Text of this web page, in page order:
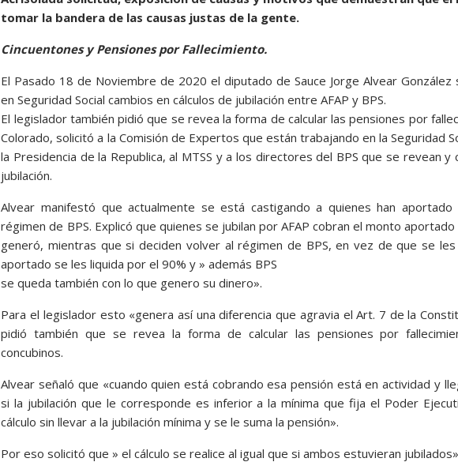
tomar la bandera de las causas justas de la gente.
Cincuentones y Pensiones por Fallecimiento.
El Pasado 18 de Noviembre de 2020 el diputado de Sauce Jorge Alvear
en Seguridad Social cambios en cálculos de jubilación entre AFAP y BPS.
El legislador también pidió que se revea la forma de calcular las pensiones por
Colorado, solicitó a la Comisión de Expertos que están trabajando en la Seguridad
la Presidencia de la Republica, al MTSS y a los directores del BPS que se revean y
jubilación.
Alvear manifestó que actualmente se está castigando a quienes han
régimen de BPS. Explicó que quienes se jubilan por AFAP cobran el monto
generó, mientras que si deciden volver al régimen de BPS, en vez de que se
aportado se les liquida por el 90% y » además BPS
se queda también con lo que genero su dinero».
Para el legislador esto «genera así una diferencia que agravia el Art. 7 de la
pidió también que se revea la forma de calcular las pensiones por
concubinos.
Alvear señaló que «cuando quien está cobrando esa pensión está en actividad y
si la jubilación que le corresponde es inferior a la mínima que fija el Poder
cálculo sin llevar a la jubilación mínima y se le suma la pensión».
Por eso solicitó que » el cálculo se realice al igual que si ambos estuvieran